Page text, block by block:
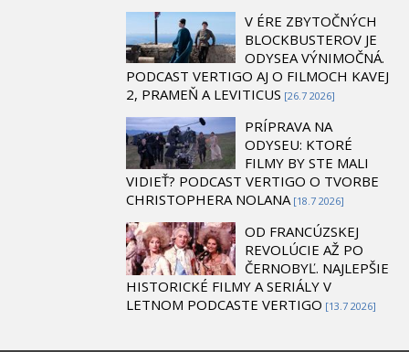
V ÉRE ZBYTOČNÝCH
BLOCKBUSTEROV JE
ODYSEA VÝNIMOČNÁ.
PODCAST VERTIGO AJ O FILMOCH KAVEJ
2, PRAMEŇ A LEVITICUS [26.7 2026]
PRÍPRAVA NA
ODYSEU: KTORÉ
FILMY BY STE MALI
VIDIEŤ? PODCAST VERTIGO O TVORBE
CHRISTOPHERA NOLANA [18.7 2026]
OD FRANCÚZSKEJ
REVOLÚCIE AŽ PO
ČERNOBYĽ. NAJLEPŠIE
HISTORICKÉ FILMY A SERIÁLY V
LETNOM PODCASTE VERTIGO [13.7 2026]